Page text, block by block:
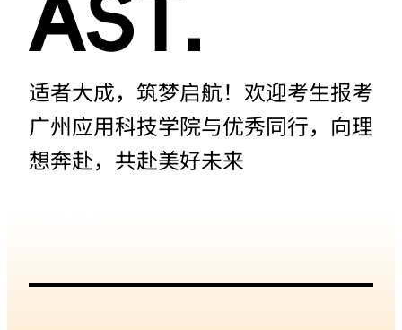
适者大成，筑梦启航！欢迎考生报考
广州应用科技学院与优秀同行，向理
想奔赴，共赴美好未来